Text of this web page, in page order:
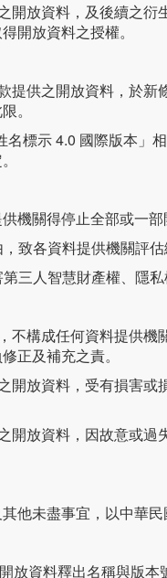
開放資料，及後續之
開放資料之授權。
提供之開放資料，於
。
名標示 4.0 國際版本」
機關得停止全部或一
致各資料提供機關評
三人智慧財產權、隱私
不構成任何資料提供
正及補充之責。
開放資料，受有損害
開放資料，因故意或
他未盡事宜，以中華民
放資料釋出名稱與版本